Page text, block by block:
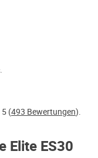
(493 Bewertungen).
Elite ES30